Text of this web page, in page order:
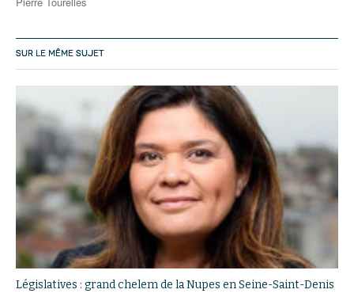
SUR LE MÊME SUJET
Législatives : grand chelem de la Nupes en Seine-Saint-Denis